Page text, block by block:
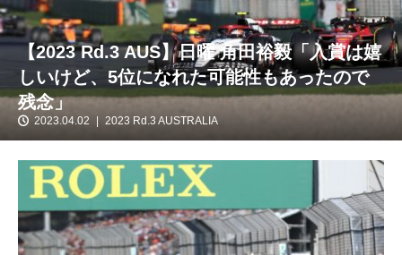
【2023 Rd.3 AUS】日曜 角田裕毅「入賞は嬉
しいけど、5位になれた可能性もあったので
残念」
2023.04.02 2023 Rd.3 AUSTRALIA